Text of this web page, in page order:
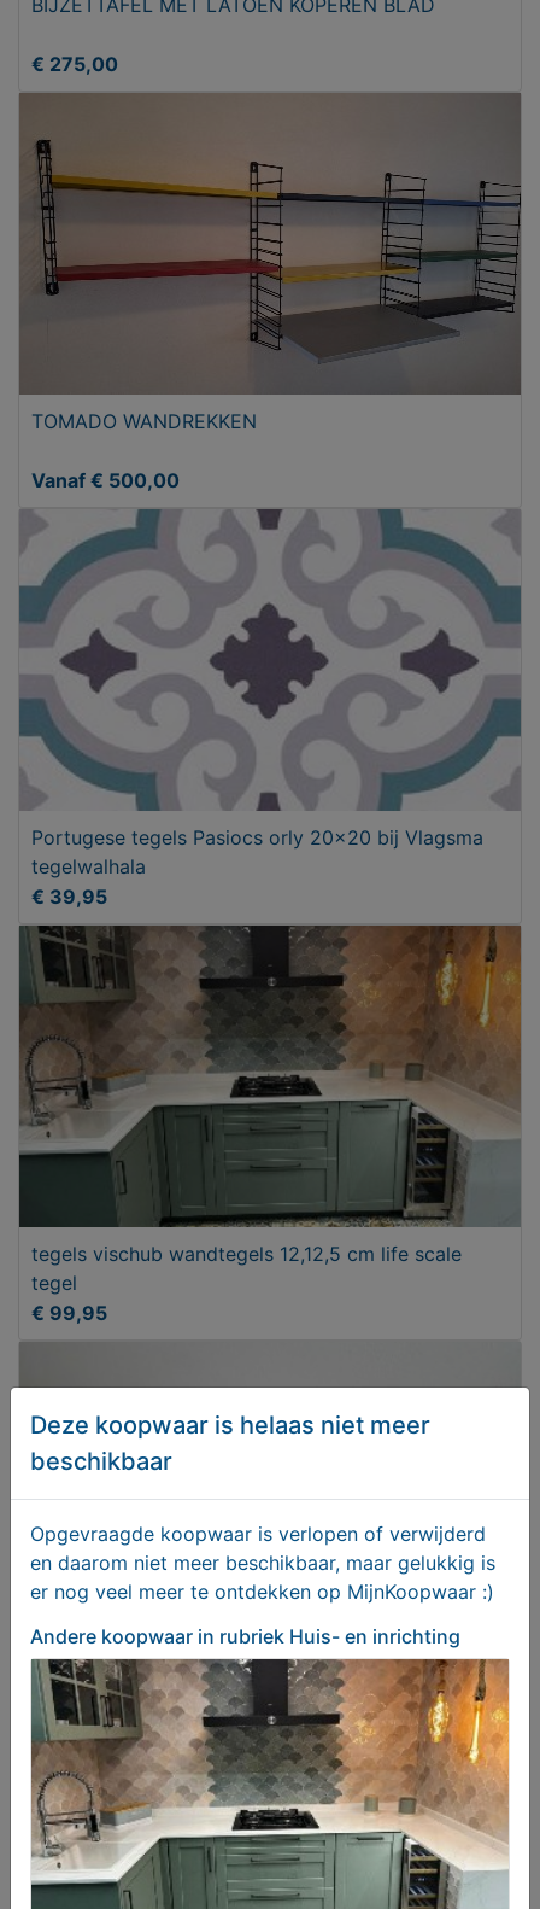
BIJZETTAFEL MET LATOEN KOPEREN BLAD
€ 275,00
TOMADO WANDREKKEN
Vanaf € 500,00
Portugese tegels Pasiocs orly 20x20 bij Vlagsma
tegelwalhala
€ 39,95
tegels vischub wandtegels 12,12,5 cm life scale
tegel
€ 99,95
2 VERZILVERDE TOASTREKJES
€ 34,50
Deze koopwaar is helaas niet meer
beschikbaar
Opgevraagde koopwaar is verlopen of verwijderd
en daarom niet meer beschikbaar, maar gelukkig is
er nog veel meer te ontdekken op MijnKoopwaar :)
Andere koopwaar in rubriek Huis- en inrichting